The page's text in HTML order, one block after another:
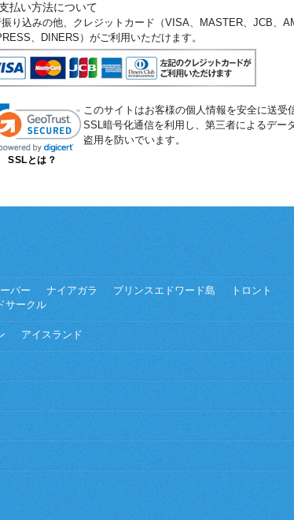
払い方法について
り込みの他、クレジットカード（VISA、MASTER、JCB、
、DINERS）がご利用いただけます。
SSLとは？
このサイトはお客様の個人情報を安全に送受
SSL暗号化通信を利用し、第三者によるデー
盗用を防いでいます。
バー ナイアガラ プリンスエドワード島
トロント
サークル
アイスランド